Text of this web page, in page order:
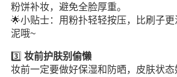
粉饼补妆，避免全脸厚重。
🌟小贴士：用粉扑轻轻按压，比刷子
泥哦~
3️⃣ 妆前护肤别偷懒
妆前一定要做好保湿和防晒，皮肤状